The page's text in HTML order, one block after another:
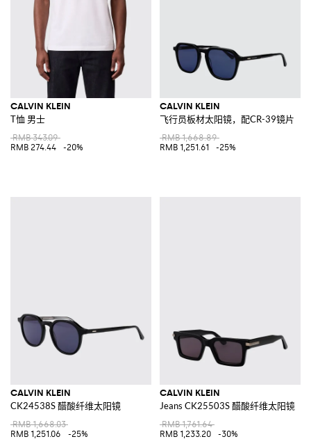
CALVIN KLEIN
T恤 男士
RMB 343.09
RMB 274.44
-20%
CALVIN KLEIN
飞行员板材太阳镜，配CR-39镜片
RMB 1,668.89
RMB 1,251.61
-25%
CALVIN KLEIN
CK24538S 醋酸纤维太阳镜
RMB 1,668.03
RMB 1,251.06
-25%
CALVIN KLEIN
Jeans CK25503S 醋酸纤维太阳镜
RMB 1,761.64
RMB 1,233.20
-30%